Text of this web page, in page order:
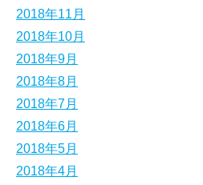
2018年11月
2018年10月
2018年9月
2018年8月
2018年7月
2018年6月
2018年5月
2018年4月